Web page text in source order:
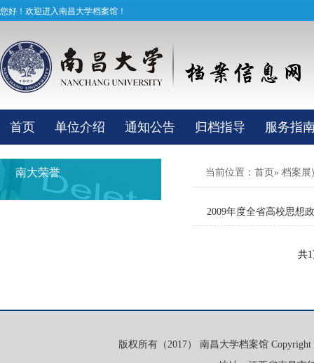
您好！欢迎进入南昌大学档案馆！
首页 单位介绍 通知公告 归档指导 服务指
南大荣誉 当前位置： 首页 » 档案展
2009年度全省高校思想
共
版权所有（2017） 南昌大学档案馆 Copyright